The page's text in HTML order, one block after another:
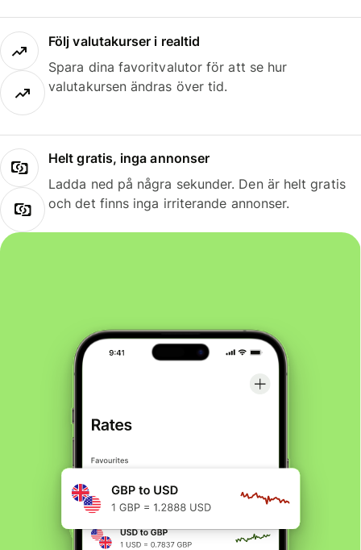
Följ valutakurser i realtid
Spara dina favoritvalutor för att se hur
valutakursen ändras över tid.
Helt gratis, inga annonser
Ladda ned på några sekunder. Den är helt gratis
och det finns inga irriterande annonser.